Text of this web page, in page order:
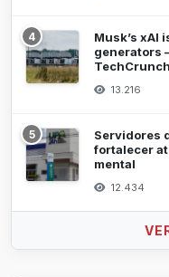
4
Musk’s xAI
generators
TechCrunch
13.216
5
Servidores
fortalecer
mental
12.434